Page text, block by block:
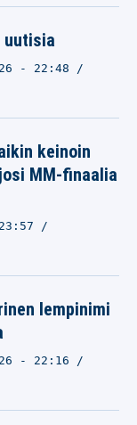
uutisia
- 22:48
keinoin
MM-finaalia
lempinimi
- 22:16